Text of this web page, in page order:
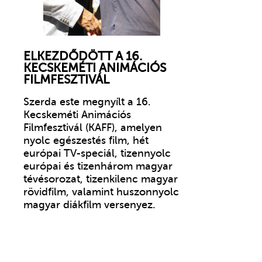
ELKEZDŐDÖTT A 16.
KECSKEMÉTI ANIMÁCIÓS
FILMFESZTIVÁL
Szerda este megnyílt a 16.
Kecskeméti Animációs
Filmfesztivál (KAFF), amelyen
nyolc egészestés film, hét
európai TV-speciál, tizennyolc
európai és tizenhárom magyar
tévésorozat, tizenkilenc magyar
rövidfilm, valamint huszonnyolc
magyar diákfilm versenyez.